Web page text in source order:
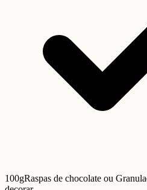
100gRaspas de chocolate ou